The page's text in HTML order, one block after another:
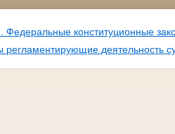
Федеральные конституционные
деятельность